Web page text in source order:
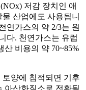
저감 장치인 애
산업에도 사용됩니
연가스의 약 2/3는 원
다. 천연가스는 유럽
비용의 약 70~85%
양에 침적되면 기후
아산화질소로 전환될